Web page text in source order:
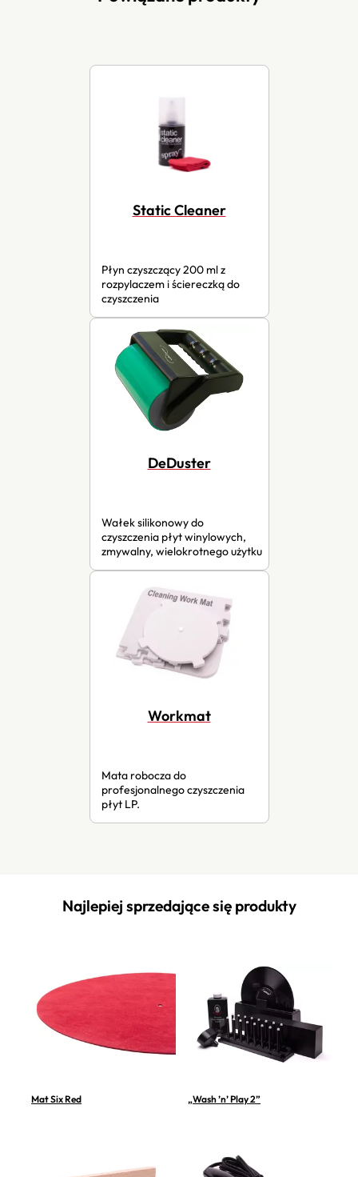
Static Cleaner
Płyn czyszczący 200 ml z
rozpylaczem i ściereczką do
czyszczenia
DeDuster
Wałek silikonowy do
czyszczenia płyt winylowych,
zmywalny, wielokrotnego użytku
Workmat
Mata robocza do
profesjonalnego czyszczenia
płyt LP.
Najlepiej sprzedające się produkty
Mat Six Red „Wash ’n’ Play 2”